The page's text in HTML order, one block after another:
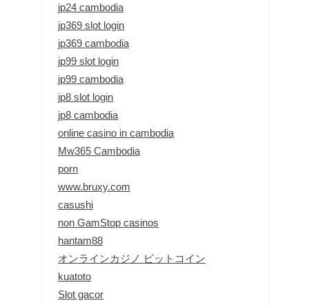
jp24 cambodia
jp369 slot login
jp369 cambodia
jp99 slot login
jp99 cambodia
jp8 slot login
jp8 cambodia
online casino in cambodia
Mw365 Cambodia
porn
www.bruxy.com
casushi
non GamStop casinos
hantam88
オンラインカジノ ビットコイン
kuatoto
Slot gacor